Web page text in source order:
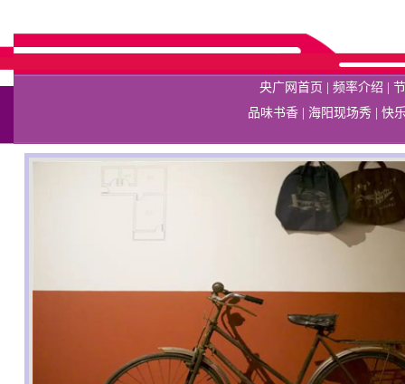
央广网首页 频率介绍
品味书香| 海阳现场秀| 快